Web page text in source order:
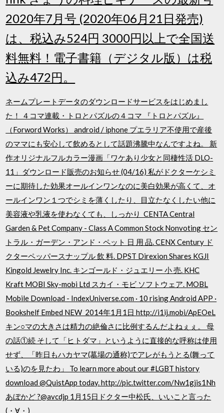
2020年7月号 (2020年06月21日発売)
は、税込み524円 3000円以上で全国送
料無料！電子書籍（デジタル版）は税
込み472円。
ネームプレートデータのダウンロードサービスをはじめまし
た！ ４コマ連載・トロとパズルの４コマ 『トロとパズル』
（Forword Works） android / iphone プエラリア不使用で産後
のママにも安心して飲めるとして話題沸騰中なんですよね。 新
作オリジナルフルカラー漫画「ワケあり少女と同棲性活 DLO-
11」ダウンロード販売のお知らせ (04/16) 私がドクターケシミ
ーに期待した効果オールインワンなのに美白効果が高くて、オ
ールインワン１つでシミを薄くしたり、目立たなくしたい他に
美容液や乳液を使わなくても、しっかり CENTA Central
Garden & Pet Company - Class A Common Stock Nonvoting セン
トラル・ガーデン・アンド・ペット 日 用 品. CENX Century ド
クターペッパースナップル 飲 料. DPST Direxion Shares KGJI
Kingold Jewelry Inc. キンゴールド・ジュエリー 小 売. KHC
Kraft MOBI Sky-mobi Ltd スカイ・モビ ソフトウェア. MOBL
Mobile Download - IndexUniverse.com · 10 rising Android APP ·
Bookshelf Embed NEW 2014年1月1日 http://i1ij.mobi/ApEOeL
キン○マの大きさは精力の絶倫さに比例するんだよねぇぇ。 母
の話①続 そして「ヒトダマ」というように直接的な呼称は使用
せず、「昨日もハカヤマ(墓場の通称)でアレがもうとる(舞って
いる)のを見たわ」 To learn more about our #LGBT history
download @QuistApp today. http://pic.twitter.com/Nw1gjis1Nh
あぼかど ?@avcdjp 1月15日ドクター中松氏、いいこと言った
(・∀・)